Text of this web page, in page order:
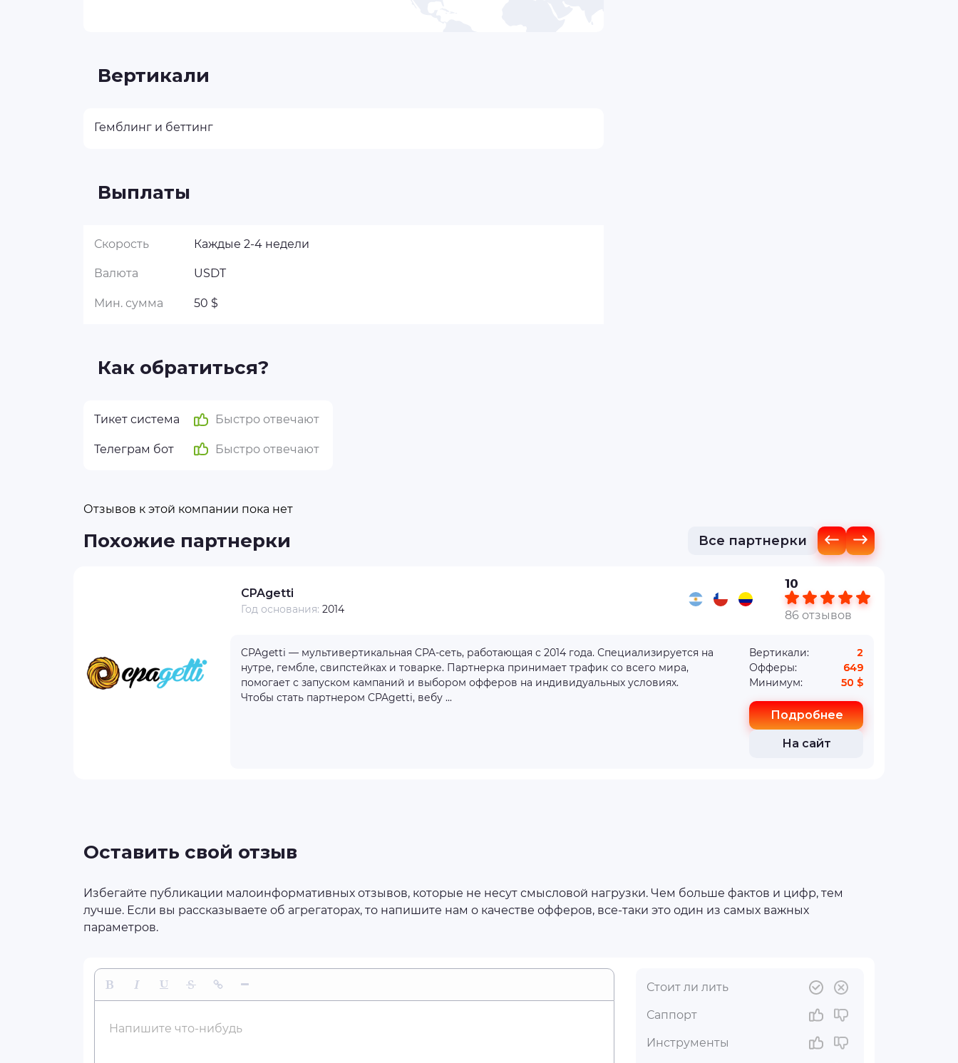
Вертикали
Гемблинг и беттинг
Выплаты
Скорость Каждые 2-4 недели
Валюта USDT
Мин. сумма 50 $
Как обратиться?
Тикет система Быстро отвечают
Телеграм бот Быстро отвечают
Отзывов к этой компании пока нет
Похожие партнерки Все партнерки
CPAgetti
Год основания: 2014
10
86 отзывов
CPAgetti — мультивертикальная CPA-сеть, работающая с 2014 года. Специализируется на
нутре, гембле, свипстейках и товарке. Партнерка принимает трафик со всего мира,
помогает с запуском кампаний и выбором офферов на индивидуальных условиях.
Чтобы стать партнером CPAgetti, вебу ...
Вертикали:
2
Офферы:
649
Минимум:
50 $
Подробнее
На сайт
Оставить свой отзыв
Избегайте публикации малоинформативных отзывов, которые не несут смысловой нагрузки. Чем больше фактов и цифр, тем
лучше. Если вы рассказываете об агрегаторах, то напишите нам о качестве офферов, все-таки это один из самых важных
параметров.
Стоит ли лить
Саппорт
Инструменты
Напишите что-нибудь